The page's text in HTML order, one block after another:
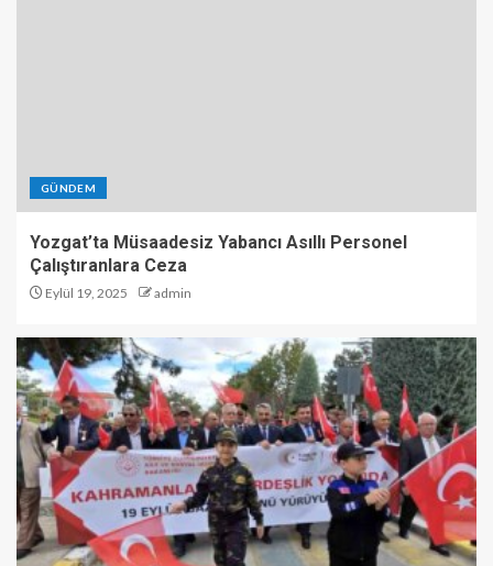
GÜNDEM
Yozgat’ta Müsaadesiz Yabancı Asıllı Personel
Çalıştıranlara Ceza
Eylül 19, 2025 admin